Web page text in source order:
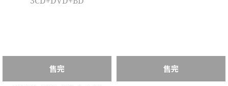
售完 售完